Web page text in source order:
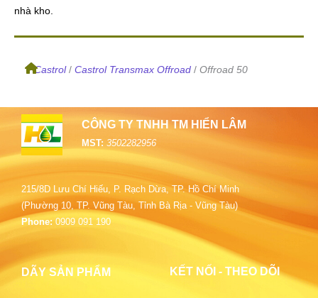
nhà kho.
/ Castrol / Castrol Transmax Offroad / Offroad 50
CÔNG TY TNHH TM HIỂN LÂM
MST: 3502282956
215/8D Lưu Chí Hiếu, P. Rạch Dừa, TP. Hồ Chí Minh
(Phường 10, TP. Vũng Tàu, Tỉnh Bà Rịa - Vũng Tàu)
Phone: 0909 091 190
DÃY SẢN PHẨM KẾT NỐI - THEO DÕI